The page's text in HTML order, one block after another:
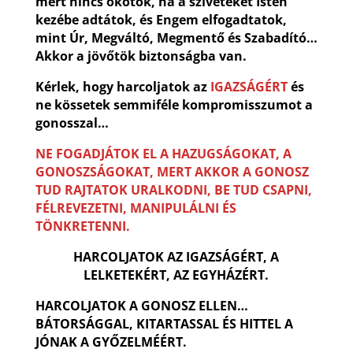
kezébe adtátok, és Engem elfogadtatok,
mint Úr, Megváltó, Megmentő és Szabadító…
Akkor a jövőtök biztonságba van.
Kérlek, hogy harcoljatok azIGAZSÁGÉRTés
ne kössetek semmiféle kompromisszumot a
gonosszal…
NE FOGADJÁTOK EL A HAZUGSÁGOKAT, A
GONOSZSÁGOKAT, MERT AKKOR A GONOSZ
TUD RAJTATOK URALKODNI, BE TUD CSAPNI,
FÉLREVEZETNI, MANIPULÁLNI ÉS
TÖNKRETENNI.
HARCOLJATOK AZ IGAZSÁGÉRT, A
LELKETEKÉRT, AZ EGYHÁZÉRT.
HARCOLJATOK A GONOSZ ELLEN…
BÁTORSÁGGAL, KITARTASSAL ÉS HITTEL A
JÓNAK A GYŐZELMÉÉRT.